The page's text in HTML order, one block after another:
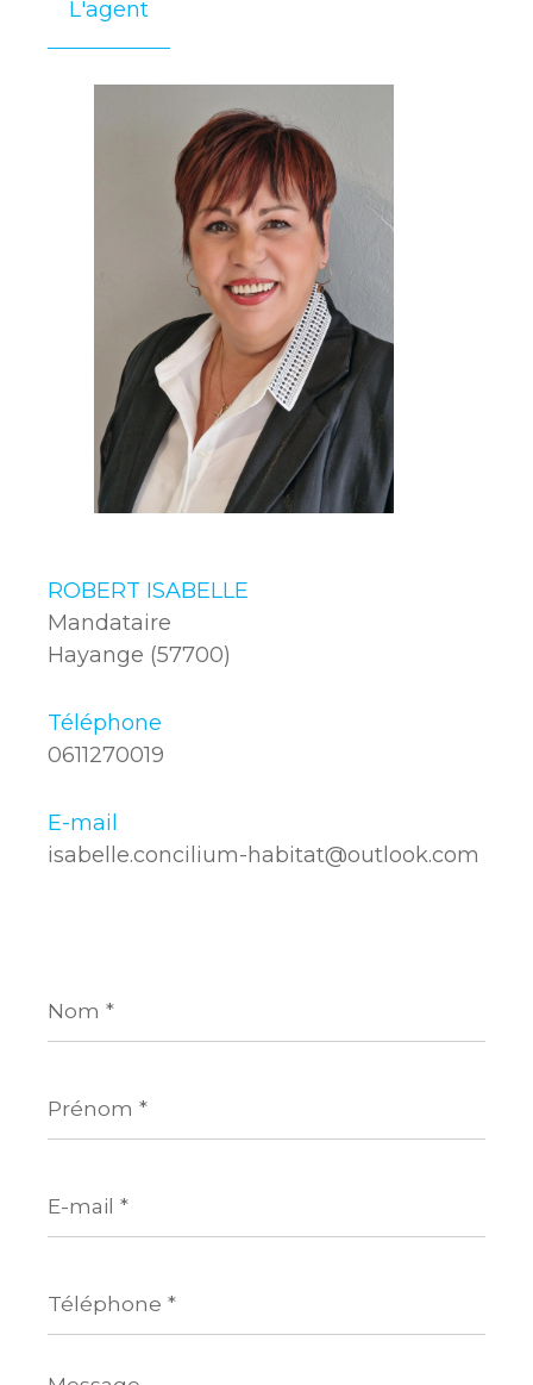
L'agent
ROBERT ISABELLE
Mandataire
Hayange (57700)
Téléphone
0611270019
E-mail
isabelle.concilium-habitat@outlook.com
*
*
mail
*
*
Message